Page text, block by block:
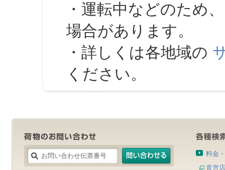
・運転中などのため
場合があります。
・詳しくは各地域の
ください。
料金
直営